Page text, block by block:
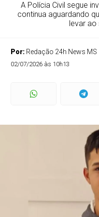
A Polícia Civil segue
continua aguardando
levar ao
Por: Redação 24h News MS
02/07/2026 às 10h13